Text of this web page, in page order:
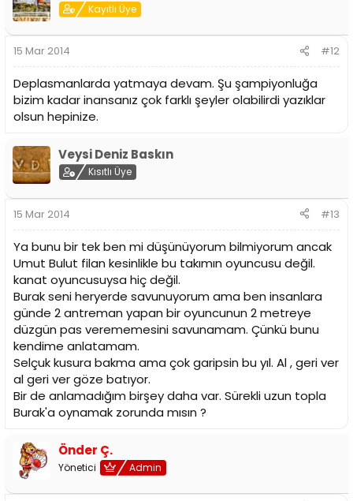
Kayıtlı Üye
15 Mar 2014 #12
Deplasmanlarda yatmaya devam. Şu şampiyonluğa
bizim kadar inansanız çok farklı şeyler olabilirdi yazıklar
olsun hepinize.
Veysi Deniz Baskın
Kısıtlı Üye
15 Mar 2014 #13
Ya bunu bir tek ben mi düşünüyorum bilmiyorum ancak
Umut Bulut filan kesinlikle bu takımın oyuncusu değil.
kanat oyuncusuysa hiç değil.
Burak seni heryerde savunuyorum ama ben insanlara
günde 2 antreman yapan bir oyuncunun 2 metreye
düzgün pas verememesini savunamam. Çünkü bunu
kendime anlatamam.
Selçuk kusura bakma ama çok garipsin bu yıl. Al , geri ver
al geri ver göze batıyor.
Bir de anlamadığım birşey daha var. Sürekli uzun topla
Burak'a oynamak zorunda mısın ?
Önder Ç.
Yönetici Admin